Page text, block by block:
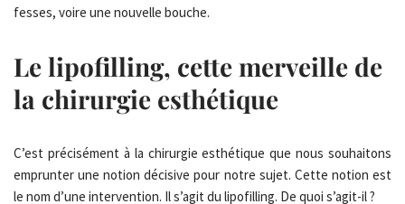
fesses, voire une nouvelle bouche.
Le lipofilling, cette merveille de
la chirurgie esthétique
C’est précisément à la chirurgie esthétique que nous souhaitons
emprunter une notion décisive pour notre sujet. Cette notion est
le nom d’une intervention. Il s’agit du lipofilling. De quoi s’agit-il ?